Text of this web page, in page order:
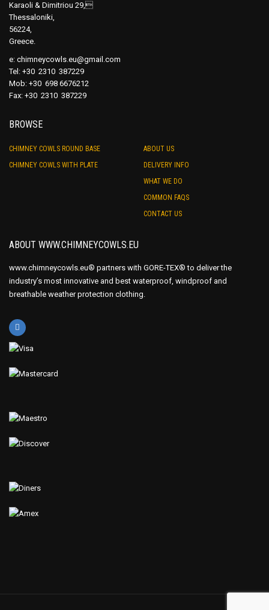
Karaoli & Dimitriou 29,
Thessaloniki,
56224,
Greece.
e: chimneycowls.eu@gmail.com
Tel: +30 2310 387229
Mob: +30 698 6676212
Fax: +30 2310 387229
BROWSE
CHIMNEY COWLS ROUND BASE
CHIMNEY COWLS WITH PLATE
ABOUT US
DELIVERY INFO
WHAT WE DO
COMMON FAQS
CONTACT US
ABOUT WWW.CHIMNEYCOWLS.EU
www.chimneycowls.eu® partners with GORE-TEX® to deliver the
industry’s most innovative and best waterproof, windproof and
breathable weather protection clothing.